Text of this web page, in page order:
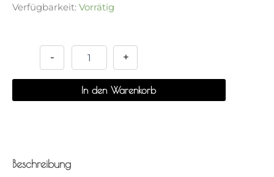
Verfügbarkeit: Vorrätig
-
Menge
+
In den Warenkorb
Beschreibung